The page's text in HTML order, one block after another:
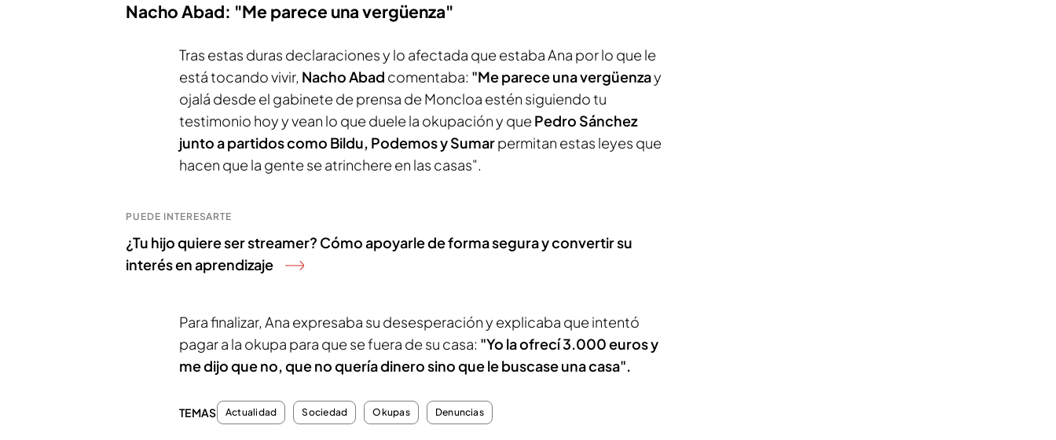
Nacho Abad: "Me parece una vergüenza"
Tras estas duras declaraciones y lo afectada que estaba Ana por lo que le
está tocando vivir, Nacho Abad comentaba: "Me parece una vergüenzay
ojalá desde el gabinete de prensa de Moncloa estén siguiendo tu
testimonio hoy y vean lo que duele la okupación y que Pedro Sánchez
junto a partidos como Bildu, Podemos y Sumarpermitan estas leyes que
hacen que la gente se atrinchere en las casas".
PUEDE INTERESARTE
¿Tu hijo quiere ser streamer? Cómo apoyarle de forma segura y convertir su
interés en aprendizaje
Para finalizar, Ana expresaba su desesperación y explicaba que intentó
pagar a la okupa para que se fuera de su casa: "Yo la ofrecí 3.000 euros y
me dijo que no, que no quería dinero sino que le buscase una casa".
TEMAS Actualidad Sociedad Okupas Denuncias